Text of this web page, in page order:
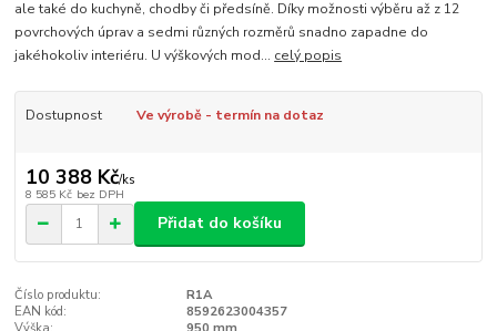
ale také do kuchyně, chodby či předsíně. Díky možnosti výběru až z 12
povrchových úprav a sedmi různých rozměrů snadno zapadne do
jakéhokoliv interiéru. U výškových mod... celý popis
Dostupnost Ve výrobě - termín na dotaz
10 388 Kč/ks
8 585 Kč bez DPH
Přidat do košíku
Číslo produktu:
R1A
EAN kód:
8592623004357